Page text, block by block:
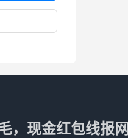
，现金红包线报网